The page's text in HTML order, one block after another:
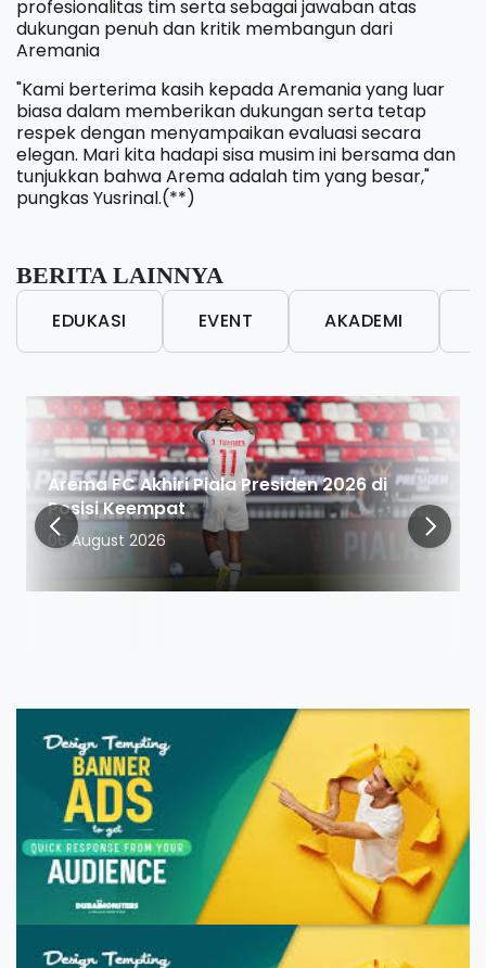
profesionalitas tim serta sebagai jawaban atas
dukungan penuh dan kritik membangun dari
Aremania
"Kami berterima kasih kepada Aremania yang luar
biasa dalam memberikan dukungan serta tetap
respek dengan menyampaikan evaluasi secara
elegan. Mari kita hadapi sisa musim ini bersama dan
tunjukkan bahwa Arema adalah tim yang besar,"
pungkas Yusrinal.(**)
BERITA LAINNYA
EDUKASI EVENT AKADEMI
Arema FC Akhiri Piala Presiden 2026 di
Posisi Keempat
06 August 2026